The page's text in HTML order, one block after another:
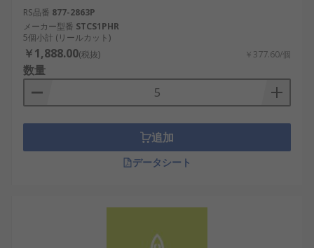
RS品番 877-2863P
メーカー型番 STCS1PHR
5個小計 (リールカット)
￥1,888.00(税抜) ￥377.60/個
数量
追加
データシート